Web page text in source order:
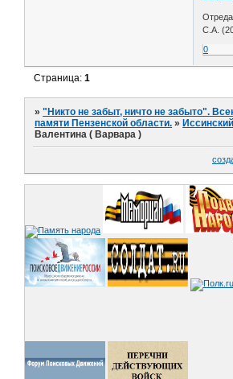
С.А.
0
Страница:1
»"Никто не забыт, ничто не забыто".
памяти Пензенской области. »
Валентина ( Варвара )